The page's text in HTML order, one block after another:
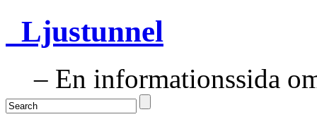
Ljustunnel
– En informationssida